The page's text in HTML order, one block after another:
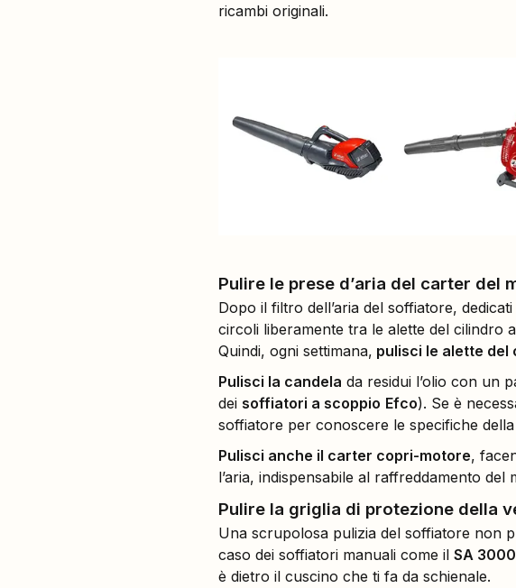
ricambi originali.
Pulire le prese d’aria del carter del
Dopo il filtro dell’aria del soffiatore, dedicati
circoli liberamente tra le alette del cilindro
Quindi, ogni settimana, pulisci le alette del
Pulisci la candela da residui l’olio con un
dei soffiatori a scoppio Efco). Se è
soffiatore per conoscere le specifiche
Pulisci anche il carter copri-motore,
l’aria, indispensabile al raffreddamento del
Pulire la griglia di protezione della
Una scrupolosa pulizia del soffiatore non
caso dei soffiatori manuali come il SA 3000
è dietro il cuscino che ti fa da schienale.